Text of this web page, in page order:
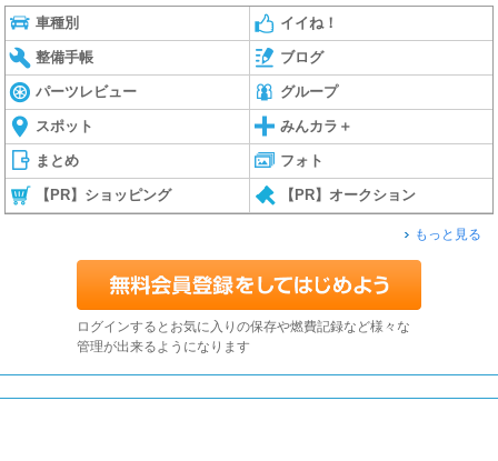
車種別 イイね！
整備手帳 ブログ
パーツレビュー グループ
スポット みんカラ＋
まとめ フォト
【PR】ショッピング 【PR】オークション
もっと見る
ログインするとお気に入りの保存や燃費記録など様々な
管理が出来るようになります